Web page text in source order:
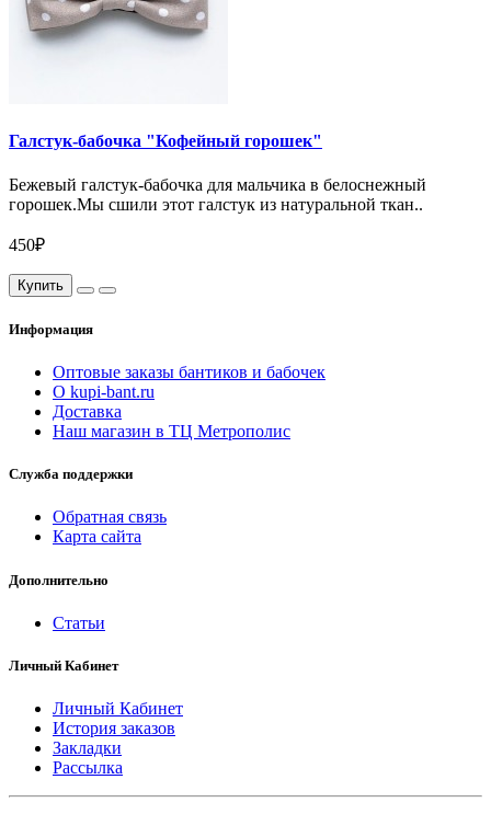
Галстук-бабочка "Кофейный горошек"
Бежевый галстук-бабочка для мальчика в белоснежный
горошек.Мы сшили этот галстук из натуральной ткан..
450₽
Купить
Информация
Оптовые заказы бантиков и бабочек
О kupi-bant.ru
Доставка
Наш магазин в ТЦ Метрополис
Служба поддержки
Обратная связь
Карта сайта
Дополнительно
Статьи
Личный Кабинет
Личный Кабинет
История заказов
Закладки
Рассылка